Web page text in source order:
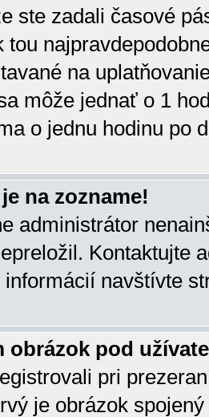
ste zadali časové
tou
na
môže jednať o 1
o jednu hodinu po
na zozname!
administrátor
Kontaktujte
informácií navštívte
obrázok pod
pri
je obrázok